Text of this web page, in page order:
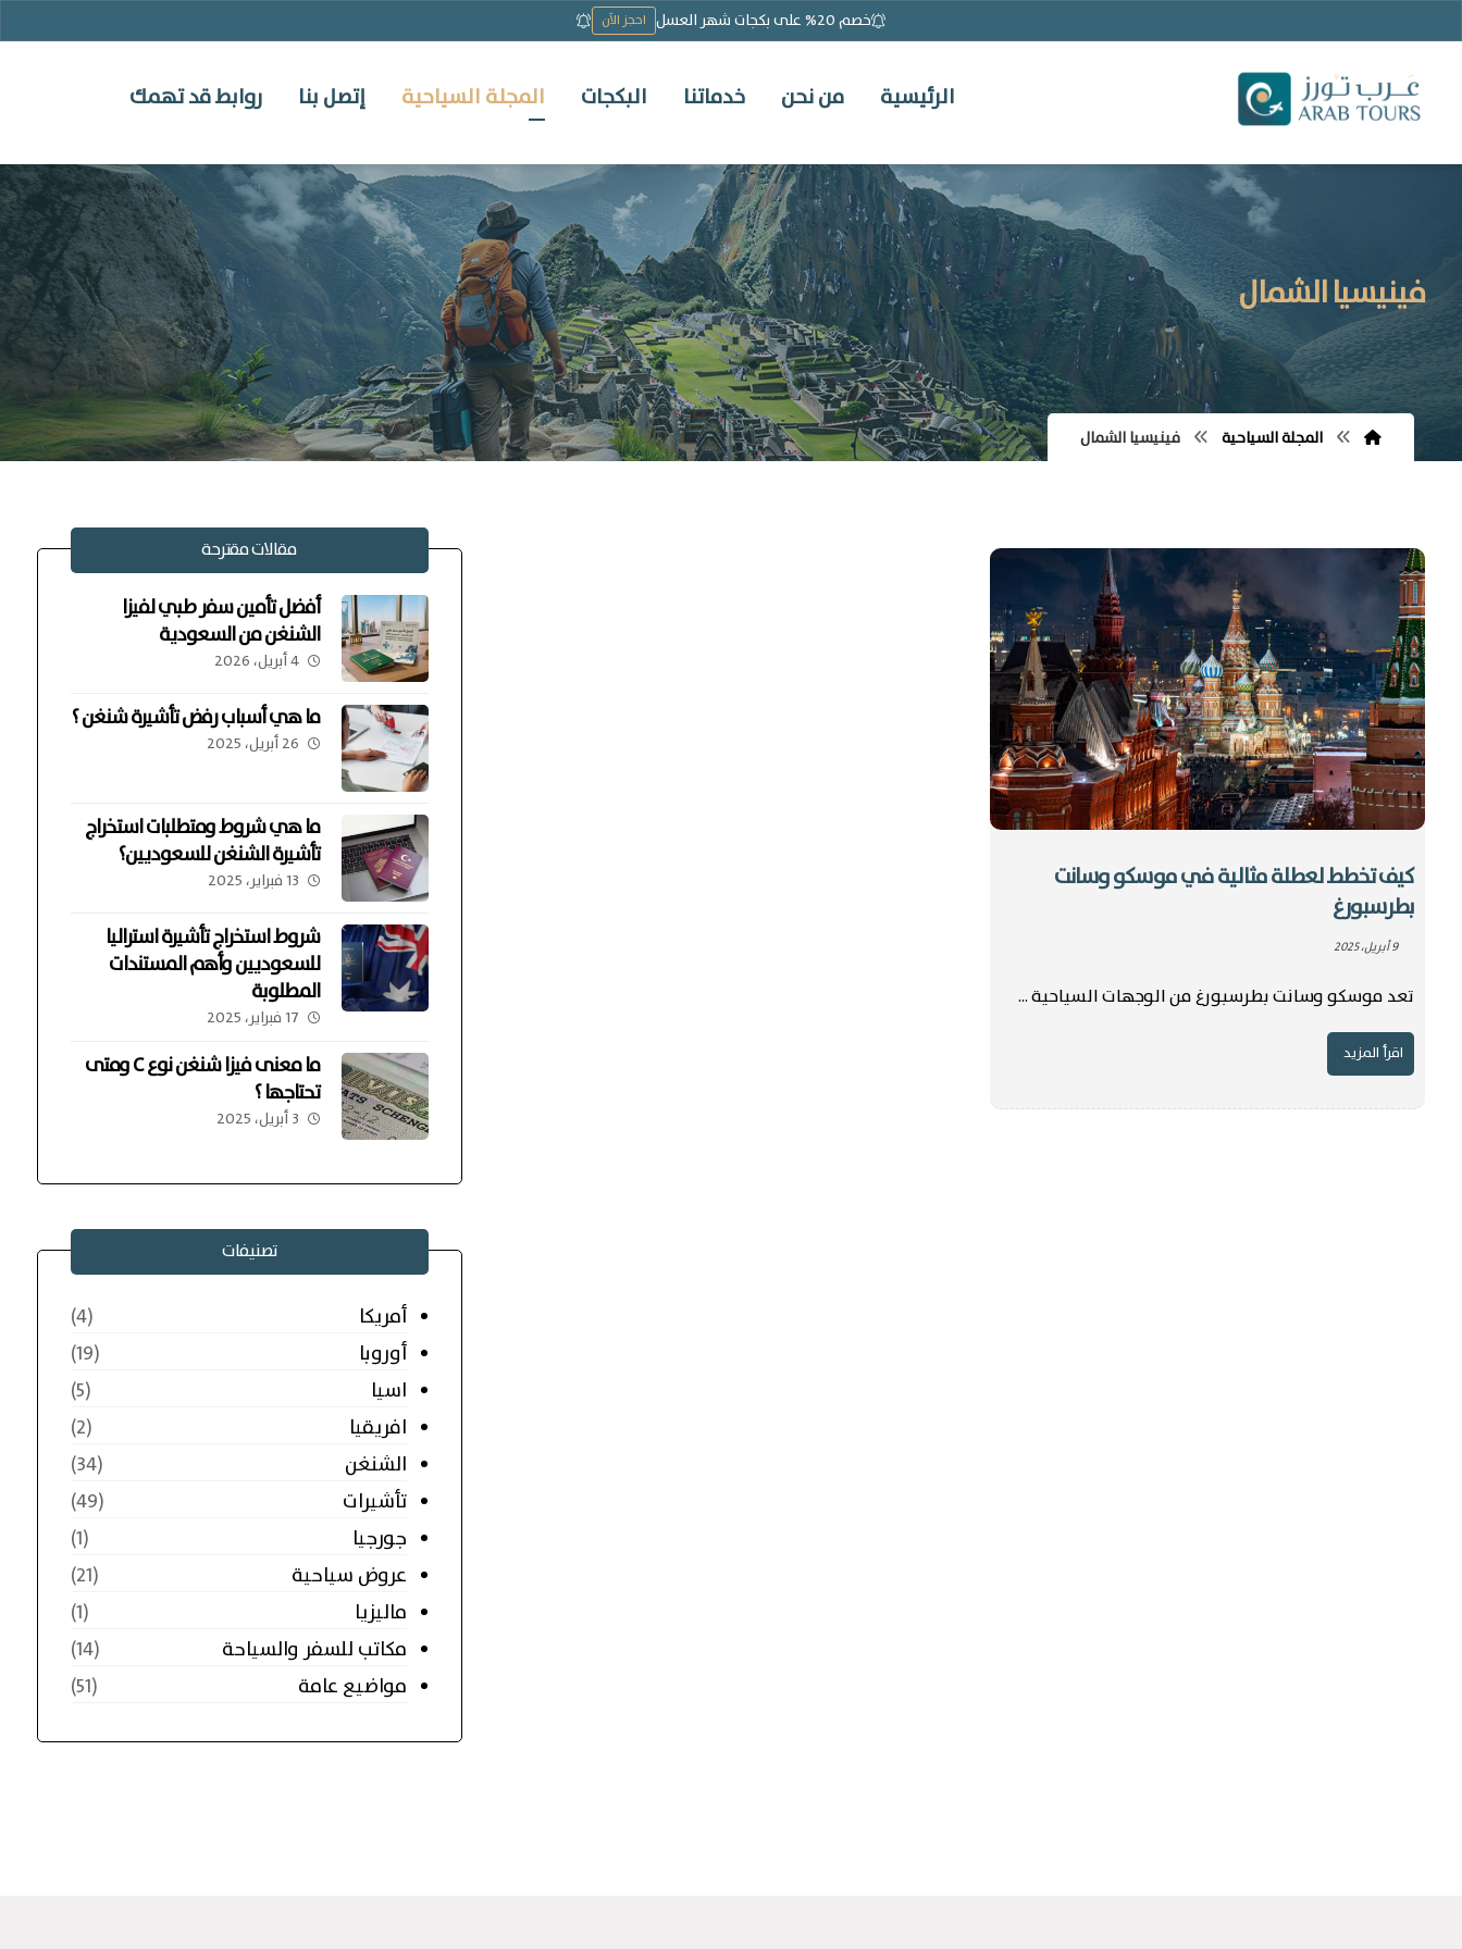
خصم 20% على بكجات شهر العسل احجز الآن
الرئيسية من نحن خدماتنا البكجات المجلة السياحية إتصل بنا روابط قد تهمك
فينيسيا الشمال
المجلة السياحية فينيسيا الشمال
كيف تخطط لعطلة مثالية في موسكو وسانت
بطرسبورغ
9 أبريل، 2025
تعد موسكو وسانت بطرسبورغ من الوجهات السياحية ...
اقرأ المزيد
مقالات مقترحة
أفضل تأمين سفر طبي لفيزا
الشنغن من السعودية
4 أبريل، 2026
ما هي أسباب رفض تأشيرة شنغن ؟
26 أبريل، 2025
ما هي شروط ومتطلبات استخراج
تأشيرة الشنغن للسعوديين؟
13 فبراير، 2025
شروط استخراج تأشيرة استراليا
للسعوديين وأهم المستندات
المطلوبة
17 فبراير، 2025
ما معنى فيزا شنغن نوع C ومتى
تحتاجها ؟
3 أبريل، 2025
تصنيفات
أمريكا
(4)
أوروبا
(19)
اسيا
(5)
افريقيا
(2)
الشنغن
(34)
تأشيرات
(49)
جورجيا
(1)
عروض سياحية
(21)
ماليزيا
(1)
مكاتب للسفر والسياحة
(14)
مواضيع عامة
(51)